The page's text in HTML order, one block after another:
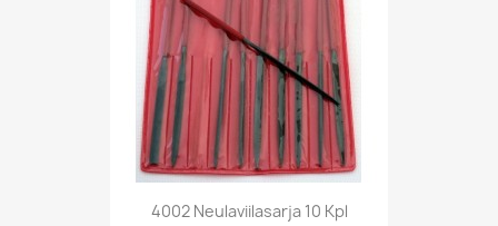
4002 Neulaviilasarja 10 Kpl